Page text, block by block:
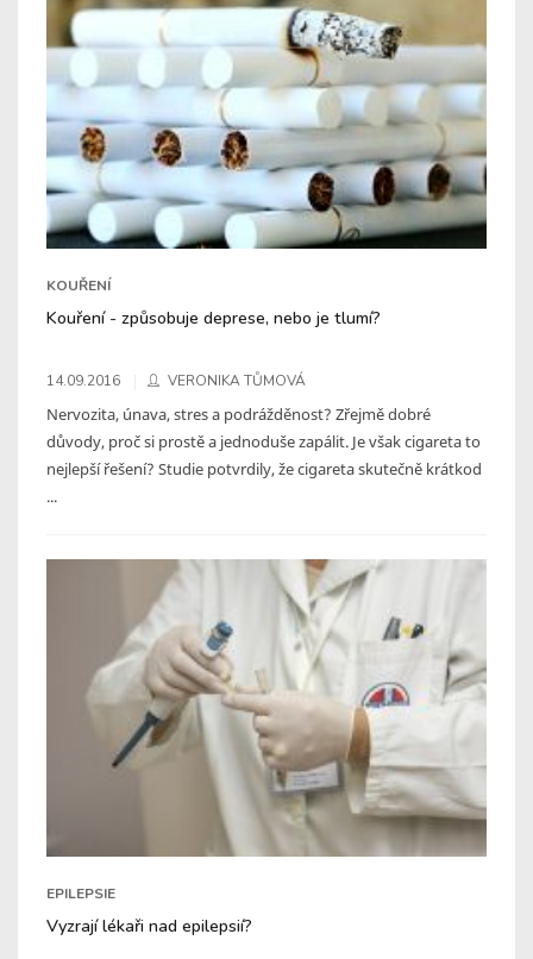
KOUŘENÍ
Kouření - způsobuje deprese, nebo je tlumí?
14.09.2016 VERONIKA TŮMOVÁ
Nervozita, únava, stres a podrážděnost? Zřejmě dobré
důvody, proč si prostě a jednoduše zapálit. Je však cigareta to
nejlepší řešení? Studie potvrdily, že cigareta skutečně krátkod
...
EPILEPSIE
Vyzrají lékaři nad epilepsií?